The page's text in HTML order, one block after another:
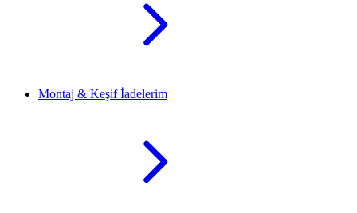
Montaj & Keşif İadelerim